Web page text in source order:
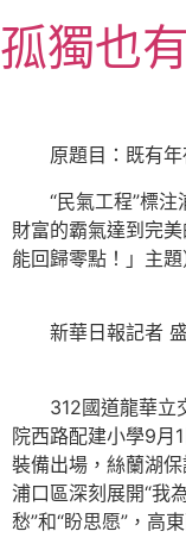
至
主
孤獨也
原題目：既有年
“民氣工程”標注
財富的霸氣達到完
能回歸零點！」主題
新華日報記者 盛
312國道龍華立
院西路配建小學9月
裝備出場，絲蘭湖
浦口區深刻展開“我
愁”和“盼思愿”，高